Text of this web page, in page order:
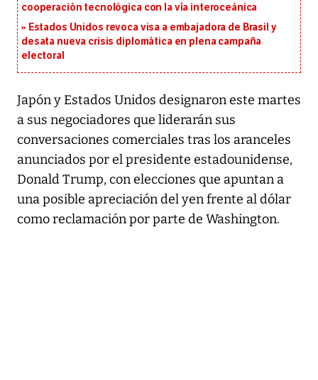
cooperación tecnológica con la vía interoceánica
Estados Unidos revoca visa a embajadora de Brasil y
desata nueva crisis diplomática en plena campaña
electoral
Japón y Estados Unidos designaron este martes
a sus negociadores que liderarán sus
conversaciones comerciales tras los aranceles
anunciados por el presidente estadounidense,
Donald Trump, con elecciones que apuntan a
una posible apreciación del yen frente al dólar
como reclamación por parte de Washington.